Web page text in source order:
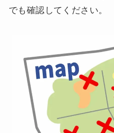
でも確認してください。